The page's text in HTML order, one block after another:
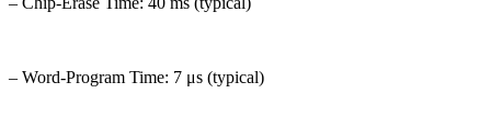
– Word-Program Time: 7 μs (typical)